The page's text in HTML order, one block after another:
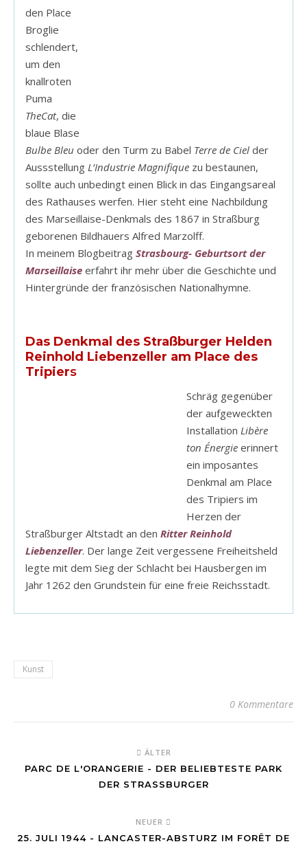
den Place
Broglie
schlendert,
um den
knallroten
Puma
TheCat, die
blaue Blase
Bulbe Bleu oder den Turm zu Babel Terre de Ciel der
Aussstellung L’Industrie Magnifique zu bestaunen,
sollte auch unbedingt einen Blick in das Eingangsareal
des Rathauses werfen. Hier steht eine Nachbildung
des Marseillaise-Denkmals des 1867 in Straßburg
geborenen Bildhauers Alfred Marzolff.
In meinem BlogbeitragStrasbourg- Geburtsort der
Marseillaise erfahrt ihr mehr über die Geschichte und
Hintergründe der französischen Nationalhymne.
Das Denkmal des Straßburger Helden
Reinhold Liebenzeller am Place des
Tripiers
Schräg gegenüber
der aufgeweckten
Installation Libère
ton Énergieerinnert
ein imposantes
Denkmal am Place
des Tripiers im
Herzen der
Straßburger Altstadt an denRitter Reinhold
Liebenzeller. Der lange Zeit vergessene Freiheitsheld
legte mit dem Sieg der Schlacht bei Hausbergen im
Jahr 1262 den Grundstein für eine freie Reichsstadt.
Kunst
0 Kommentare
ÄLTER
PARC DE L'ORANGERIE - DER BELIEBTESTE PARK
DER STRASSBURGER
NEUER
25. JULI 1944 - LANCASTER-ABSTURZ IM FORÊT DE